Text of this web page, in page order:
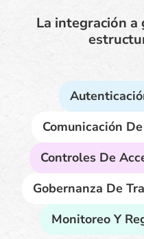
La integración a
Comunicación
Controles De
Gobernanza De
Monitoreo Y